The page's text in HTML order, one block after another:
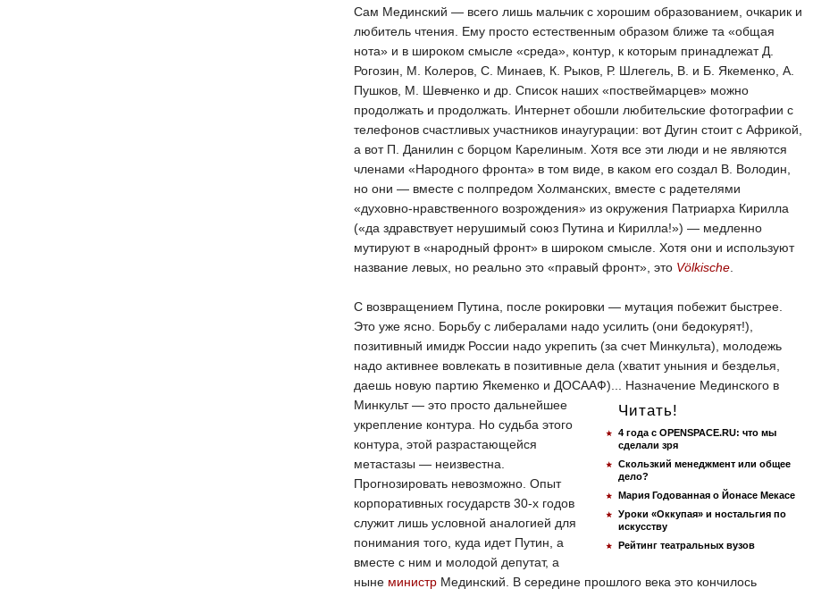
Сам Мединский — всего лишь мальчик с хорошим образованием, очкарик и
любитель чтения. Ему просто естественным образом ближе та «общая
нота» и в широком смысле «среда», контур, к которым принадлежат Д.
Рогозин, М. Колеров, С. Минаев, К. Рыков, Р. Шлегель, В. и Б. Якеменко, А.
Пушков, М. Шевченко и др. Список наших «поствеймарцев» можно
продолжать и продолжать. Интернет обошли любительские фотографии с
телефонов счастливых участников инаугурации: вот Дугин стоит с Африкой,
а вот П. Данилин с борцом Карелиным. Хотя все эти люди и не являются
членами «Народного фронта» в том виде, в каком его создал В. Володин,
но они — вместе с полпредом Холманских, вместе с радетелями
«духовно-нравственного возрождения» из окружения Патриарха Кирилла
(«да здравствует нерушимый союз Путина и Кирилла!») — медленно
мутируют в «народный фронт» в широком смысле. Хотя они и используют
название левых, но реально это «правый фронт», это Völkische
С возвращением Путина, после рокировки — мутация побежит быстрее.
Это уже ясно. Борьбу с либералами надо усилить (они бедокурят!),
позитивный имидж России надо укрепить (за счет Минкульта), молодежь
надо активнее вовлекать в позитивные дела (хватит уныния и безделья,
даешь новую партию Якеменко и ДОСААФ)...
Читать!
4 года с OPENSPACE.RU: что мы
сделали зря
Скользкий менеджмент или общее
дело?
Мария Годованная о Йонасе Мекасе
Уроки «Оккупая» и ностальгия по
искусству
Рейтинг театральных вузов
Назначение Мединского в
Минкульт — это просто дальнейшее
укрепление контура. Но судьба этого
контура, этой разрастающейся
метастазы — неизвестна.
Прогнозировать невозможно. Опыт
корпоративных государств 30-х годов
служит лишь условной аналогией для
понимания того, куда идет Путин, а
вместе с ним и молодой депутат, а
ныне министр Мединский. В середине прошлого века это кончилось